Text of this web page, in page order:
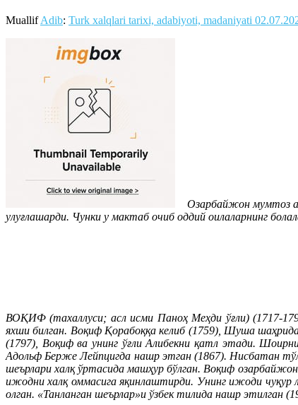
MuallifAdib: Turk xalqlari tarixi, adabiyoti, madaniyati
Озарбайжон мумтоз
улуғлашарди. Чунки у мактаб очиб оддий оилаларнинг
ВОҚИФ (тахаллуси; асл исми Паноҳ Меҳди ўғли) (1717-
яхши билган. Воқиф Қорабоққа келиб (1759), Шуша
(1797), Воқиф ва унинг ўғли Алибекни қатл этади.
Адольф Берже Лейпцигда нашр этган (1867). Нисбатан
шеърлари халқ ўртасида машҳур бўлган. Воқиф
ижодни халқ оммасига яқинлаштирди. Унинг ижоди чуқур
олган. «Танланган шеърлар»и ўзбек тилида нашр этилган